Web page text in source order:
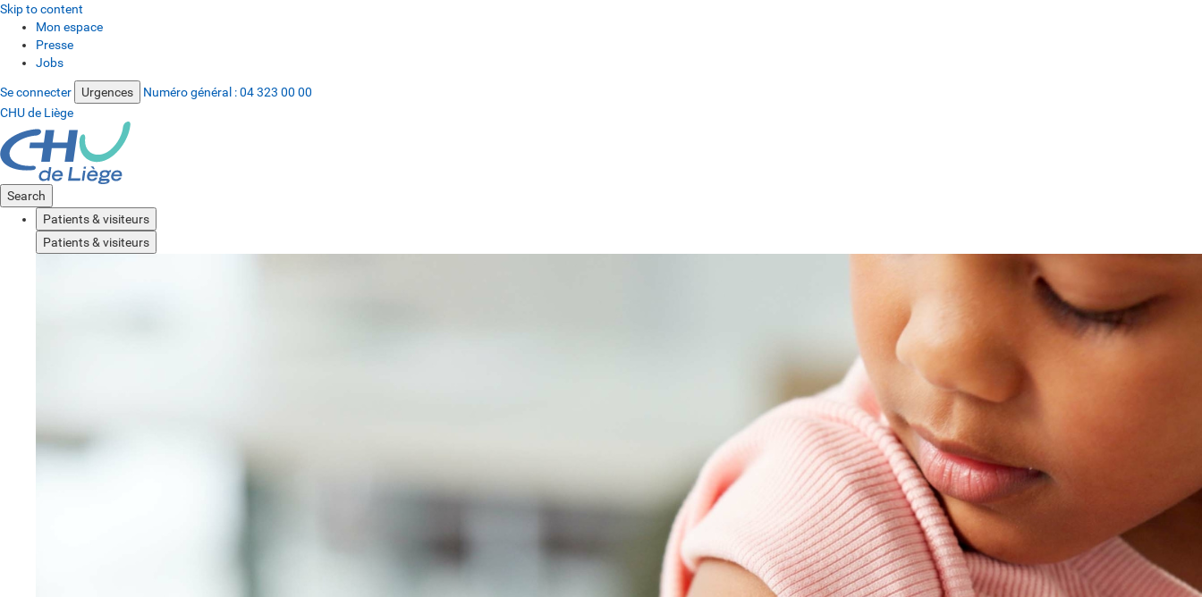
Skip to content
Mon espace
Presse
Jobs
Se connecter Urgences Numéro général :04 323 00 00
CHU de Liège
Search
Patients & visiteurs
Patients & visiteurs